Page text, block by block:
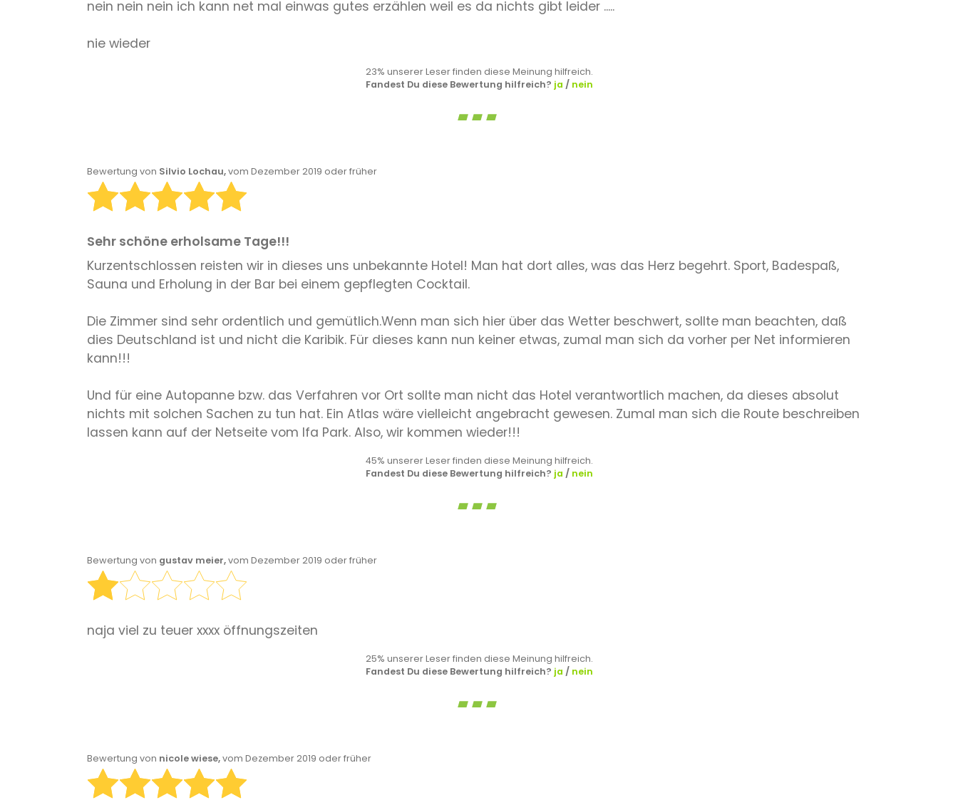
nein nein nein ich kann net mal einwas gutes erzählen weil es da nichts gibt leider .....
nie wieder
23% unserer Leser finden diese Meinung hilfreich.
Fandest Du diese Bewertung hilfreich? ja / nein
Bewertung von Silvio Lochau,vom Dezember 2019 oder früher
Sehr schöne erholsame Tage!!!
Kurzentschlossen reisten wir in dieses uns unbekannte Hotel! Man hat dort alles, was das Herz begehrt. Sport, Badespaß,
Sauna und Erholung in der Bar bei einem gepflegten Cocktail.
Die Zimmer sind sehr ordentlich und gemütlich.Wenn man sich hier über das Wetter beschwert, sollte man beachten, daß
dies Deutschland ist und nicht die Karibik. Für dieses kann nun keiner etwas, zumal man sich da vorher per Net informieren
kann!!!
Und für eine Autopanne bzw. das Verfahren vor Ort sollte man nicht das Hotel verantwortlich machen, da dieses absolut
nichts mit solchen Sachen zu tun hat. Ein Atlas wäre vielleicht angebracht gewesen. Zumal man sich die Route beschreiben
lassen kann auf der Netseite vom Ifa Park. Also, wir kommen wieder!!!
45% unserer Leser finden diese Meinung hilfreich.
Fandest Du diese Bewertung hilfreich? ja / nein
Bewertung von gustav meier,vom Dezember 2019 oder früher
naja viel zu teuer xxxx öffnungszeiten
25% unserer Leser finden diese Meinung hilfreich.
Fandest Du diese Bewertung hilfreich? ja / nein
Bewertung von nicole wiese,vom Dezember 2019 oder früher